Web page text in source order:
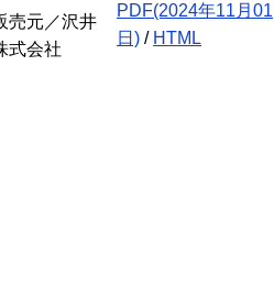
売元／沢井
式会社
PDF(2024年11月01
日) / HTML